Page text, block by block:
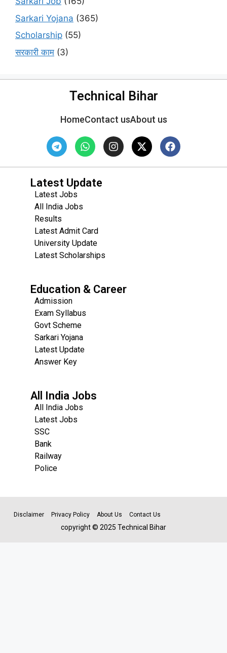
Sarkari Yojana (365)
Scholarship (55)
सरकारी काम (3)
Technical Bihar
HomeContact usAbout us
Latest Update
Latest Jobs
All India Jobs
Results
Latest Admit Card
University Update
Latest Scholarships
Education & Career
Admission
Exam Syllabus
Govt Scheme
Sarkari Yojana
Latest Update
Answer Key
All India Jobs
All India Jobs
Latest Jobs
SSC
Bank
Railway
Police
Disclaimer Privacy Policy About Us Contact Us
copyright © 2025 Technical Bihar